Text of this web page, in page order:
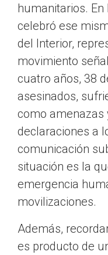
humanitarios.
celebró ese
del Interior,
movimiento
cuatro años, 38
asesinados,
como amenazas
declaraciones a
comunicación
situación es la
emergencia
movilizaciones.
Además,
es producto de